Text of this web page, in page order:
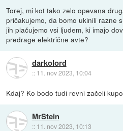
Torej, mi kot tako zelo opevana
pričakujemo, da bomo ukinili razne
jih plačujemo vsi ljudem, ki imajo
predrage električne avte?
darkolord
:: 11. nov 2023, 10:04
Kdaj? Ko bodo tudi revni začeli
MrStein
:: 11. nov 2023, 10:13